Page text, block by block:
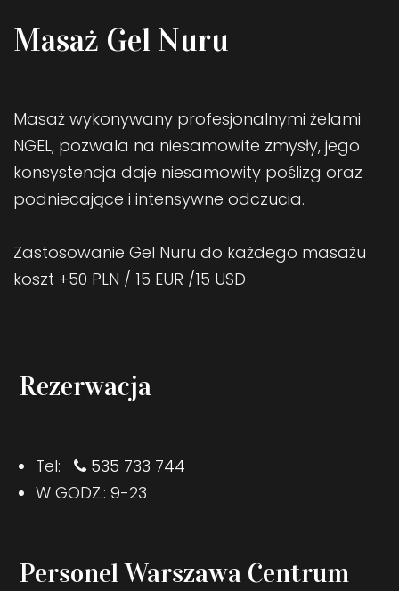
Masaż Gel Nuru
Masaż wykonywany profesjonalnymi żelami
NGEL, pozwala na niesamowite zmysły, jego
konsystencja daje niesamowity poślizg oraz
podniecające i intensywne odczucia.
Zastosowanie Gel Nuru do każdego masażu
koszt +50 PLN / 15 EUR /15 USD
Rezerwacja
Tel:
535 733 744
W GODZ.: 9-23
Personel Warszawa Centrum